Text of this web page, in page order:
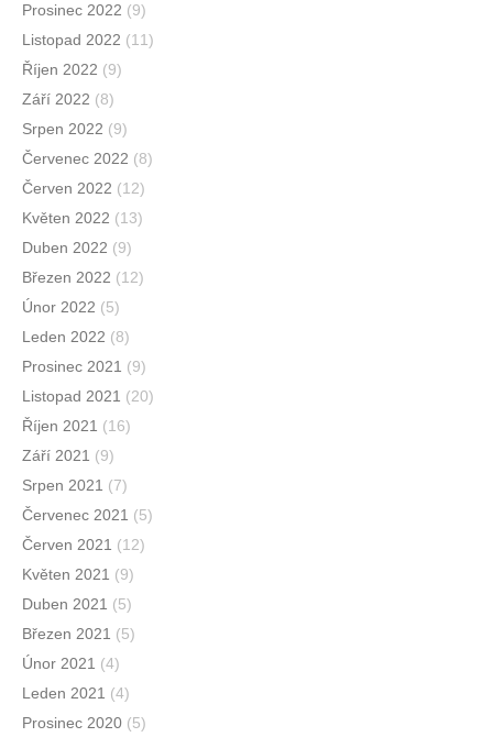
Prosinec 2022 (9)
Listopad 2022 (11)
Říjen 2022 (9)
Září 2022 (8)
Srpen 2022 (9)
Červenec 2022 (8)
Červen 2022 (12)
Květen 2022 (13)
Duben 2022 (9)
Březen 2022 (12)
Únor 2022 (5)
Leden 2022 (8)
Prosinec 2021 (9)
Listopad 2021 (20)
Říjen 2021 (16)
Září 2021 (9)
Srpen 2021 (7)
Červenec 2021 (5)
Červen 2021 (12)
Květen 2021 (9)
Duben 2021 (5)
Březen 2021 (5)
Únor 2021 (4)
Leden 2021 (4)
Prosinec 2020 (5)